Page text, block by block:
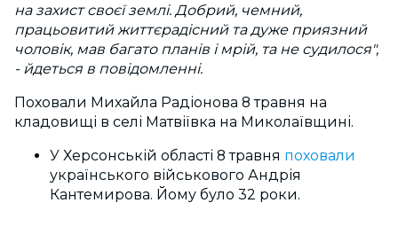
на захист своєї землі. Добрий, чемний,
працьовитий життєрадісний та дуже приязний
чоловік, мав багато планів і мрій, та не судилося",
- йдеться в повідомленні.
Поховали Михайла Радіонова 8 травня на
кладовищі в селі Матвіївка на Миколаївщині.
У Херсонській області 8 травня поховали
українського військового Андрія
Кантемирова. Йому було 32 роки.